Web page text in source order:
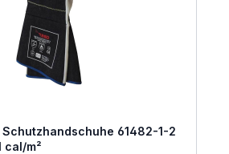
61482-1-2
cal/m²